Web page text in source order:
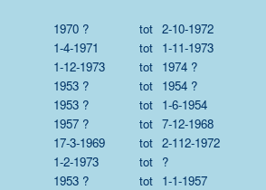
1970 ? tot 2-10-1972
1-4-1971 tot
1-11-1973
1-12-1973 tot
1974 ?
1953 ? tot
1954 ?
1953 ? tot
1-6-1954
1957 ? tot 7-12-1968
17-3-1969 tot 2-112-1972
1-2-1973 tot
?
1953 ? tot 1-1-1957